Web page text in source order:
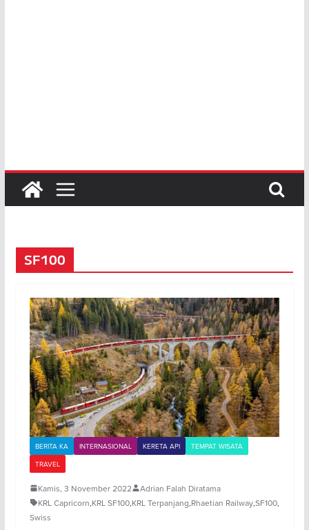
SF100
BERITA KA INTERNASIONAL KERETA API
TEMPAT WISATA
TRAVEL
Kamis, 3 November 2022
Adrian Falah Diratama
KRL Capricorn,KRL SF100,KRL Terpanjang,Rhaetian Railway,SF100,
Swiss